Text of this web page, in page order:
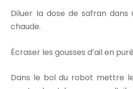
Diluer la dose de safran dans
chaude.
Écraser les gousses d’ail en
Dans le bol du robot mettre